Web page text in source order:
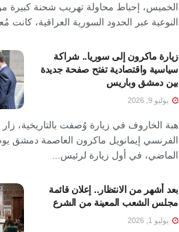
الخميس، إحباط محاولة تهريب شحنة كبيرة
النوعية عبر الحدود السورية العراقية، كانت
زيارة ماكرون إلى سوريا.. شراكة
سياسية واقتصادية تفتح صفحة جديدة
بين دمشق وباريس
يوليو 9, 2026
هبة الخاروف في زيارة وُصفت بالتاريخية،
الفرنسي إيمانويل ماكرون العاصمة دمشق يوم
الماضي، في أول زيارة لرئيس...
بعد أشهر من الانتظار.. إعلان قائمة
مجلس الشعب المعينة من الشرع
يوليو 1, 2026